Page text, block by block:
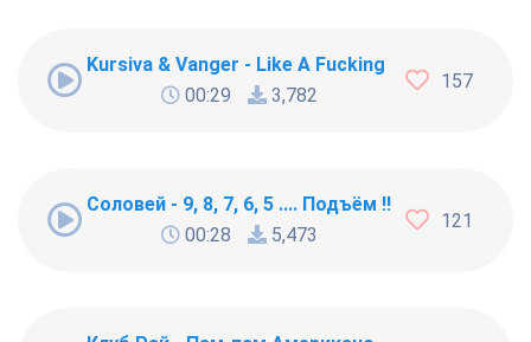
Kursiva & Vanger - Like A Fucking Newbie
00:29
3,782
157
Соловей - 9, 8, 7, 6, 5 .... Подъём !!!
00:28
5,473
121